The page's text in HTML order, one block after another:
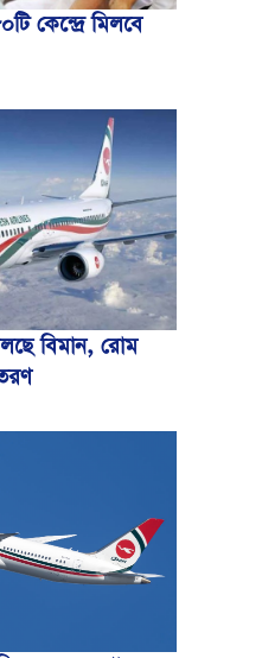
কেন্দ্রে মিলবে
বিমান, রোম